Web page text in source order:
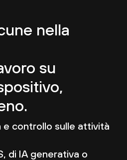
nella
su
e controllo sulle attività
di IA generativa o